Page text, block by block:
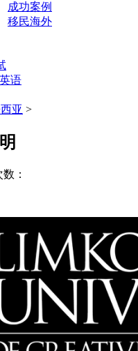
成功案例
移民海外
语
亚 >
：